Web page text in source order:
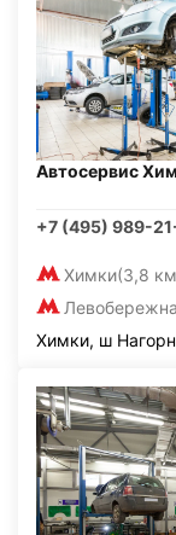
Автосервис
+7 (495) 989-
Химки(3,8
Химки, ш